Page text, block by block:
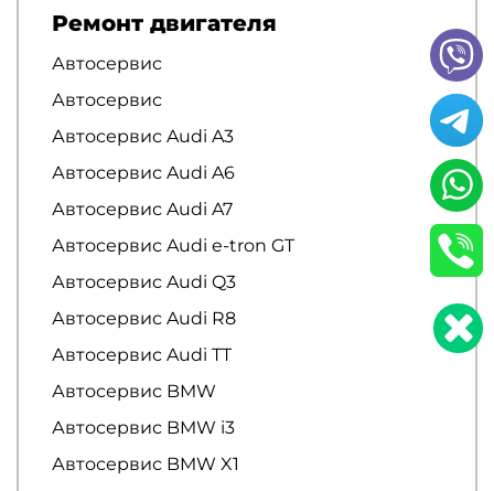
Ремонт двигателя
Автосервис
Автосервис
Автосервис Audi A3
Автосервис Audi A6
Автосервис Audi A7
Автосервис Audi e-tron GT
Автосервис Audi Q3
Автосервис Audi R8
Автосервис Audi TT
Автосервис BMW
Автосервис BMW i3
Автосервис BMW X1